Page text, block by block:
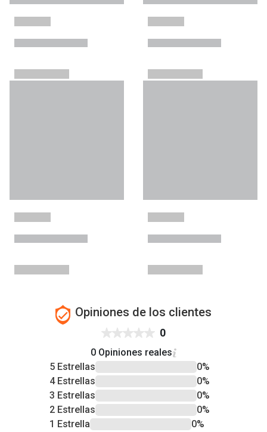
Opiniones de los clientes
0
0 Opiniones reales
5 Estrellas
0%
4 Estrellas
0%
3 Estrellas
0%
2 Estrellas
0%
1 Estrella
0%